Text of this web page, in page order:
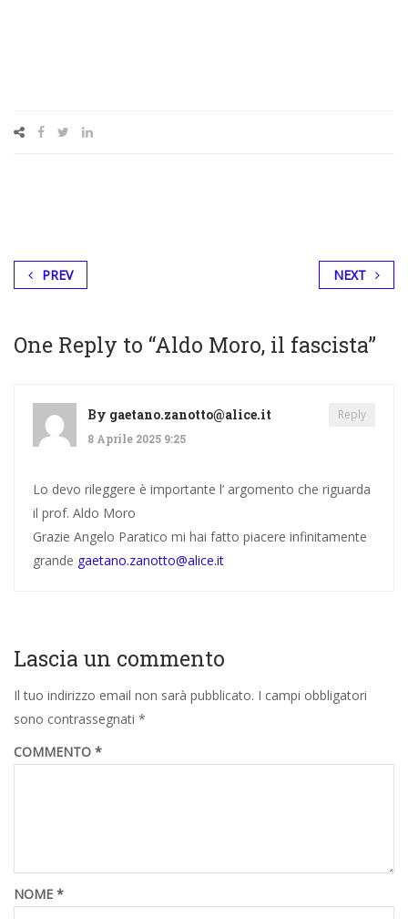
PREV NEXT
One Reply to “Aldo Moro, il fascista”
By gaetano.zanotto@alice.it
8 Aprile 2025 9:25
Reply
Lo devo rileggere è importante l’ argomento che riguarda
il prof. Aldo Moro
Grazie Angelo Paratico mi hai fatto piacere infinitamente
grande gaetano.zanotto@alice.it
Lascia un commento
Il tuo indirizzo email non sarà pubblicato. I campi obbligatori
sono contrassegnati *
COMMENTO *
NOME *